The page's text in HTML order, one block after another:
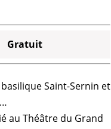
Gratuit
basilique Saint-Sernin et
au Théâtre du Grand